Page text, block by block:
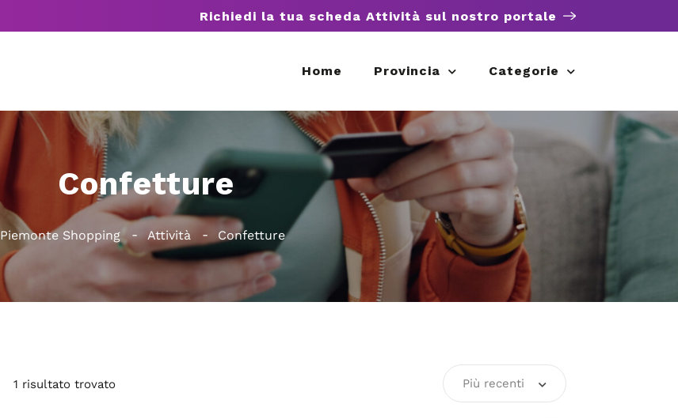
Richiedi la tua scheda Attività sul nostro portale
Home Provincia Categorie
Confetture
Piemonte Shopping Attività Confetture
1 risultato trovato Più recenti